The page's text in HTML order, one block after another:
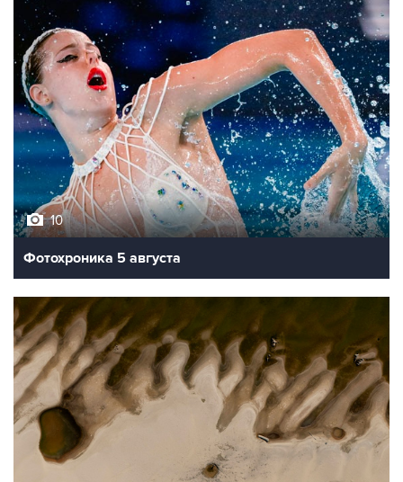
10
Фотохроника 5 августа